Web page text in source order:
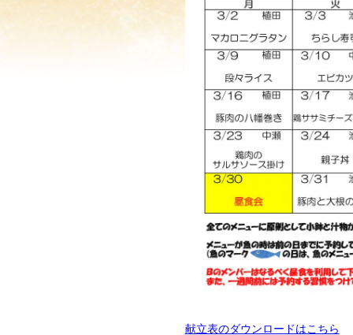
献立表のダウンロードはこちら